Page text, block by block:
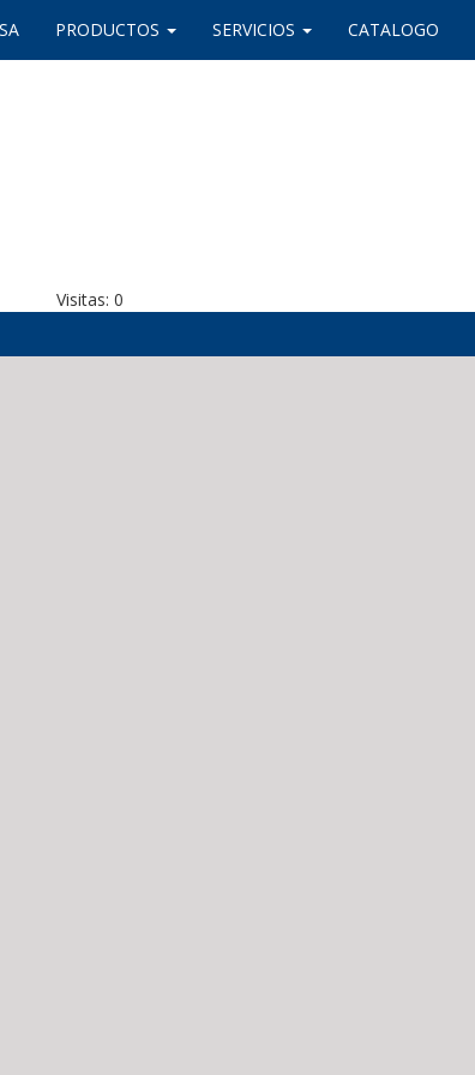
PRODUCTOS SERVICIOS CATALOGO
Visitas: 0